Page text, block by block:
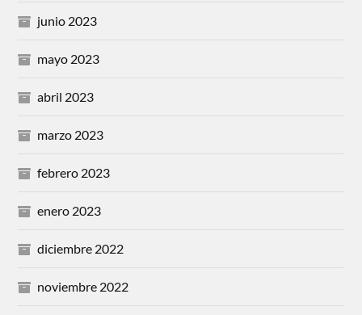
junio 2023
mayo 2023
abril 2023
marzo 2023
febrero 2023
enero 2023
diciembre 2022
noviembre 2022